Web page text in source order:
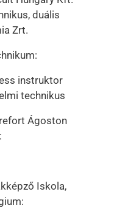
duális
Zrt.
instruktor
technikus
Ágoston
Iskola,